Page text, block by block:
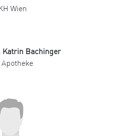
Wien
Katrin Bachinger
Apotheke